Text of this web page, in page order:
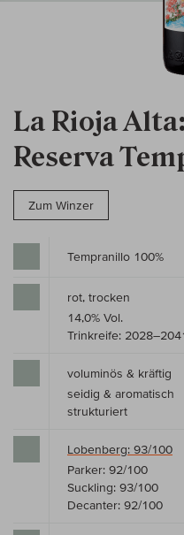
La Rioja
Reserva
Zum Winzer
Tempranillo 100%
rot, trocken
14,0% Vol.
Trinkreife:
voluminös & kräftig
seidig & aromatisch
strukturiert
Lobenberg: 93/100
Parker: 92/100
Suckling: 93/100
Decanter: 92/100